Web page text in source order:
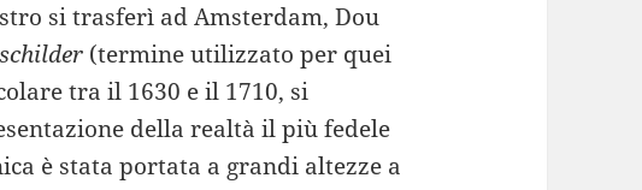
si trasferì ad Amsterdam, Dou
(termine utilizzato per quei
tra il 1630 e il 1710, si
della realtà il più fedele
è stata portata a grandi altezze a